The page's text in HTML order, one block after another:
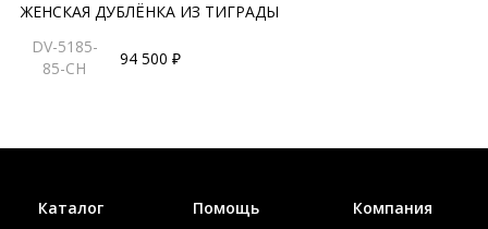
ЖЕНСКАЯ ДУБЛЁНКА ИЗ ТИГРАДЫ
DV-5185-
85-CH
94 500 ₽
Каталог
Помощь
Компания